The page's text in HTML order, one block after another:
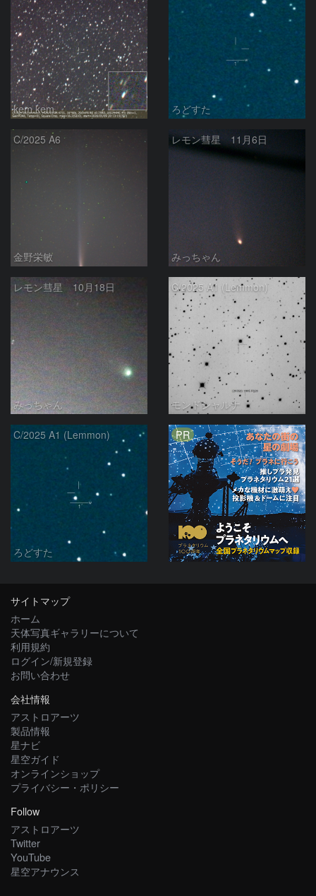
kem.kem ろどすた
C/2025 A6
金野栄敏
レモン彗星 11月6日
みっちゃん
レモン彗星 10月18日
みっちゃん
C/2025 A1 (Lemmon)
モンドシャルナ
C/2025 A1 (Lemmon)
ろどすた
PR
サイトマップ
ホーム
天体写真ギャラリーについて
利用規約
ログイン/新規登録
お問い合わせ
会社情報
アストロアーツ
製品情報
星ナビ
星空ガイド
オンラインショップ
プライバシー・ポリシー
Follow
アストロアーツ
Twitter
YouTube
星空アナウンス